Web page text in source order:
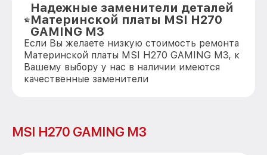
Надежные заменители деталей
Материнской платы MSI H270
GAMING M3
Если Вы желаете низкую стоимость ремонта
Материнской платы MSI H270 GAMING M3, к
Вашему выбору у нас в наличии имеются
качественные заменители
MSI H270 GAMING M3